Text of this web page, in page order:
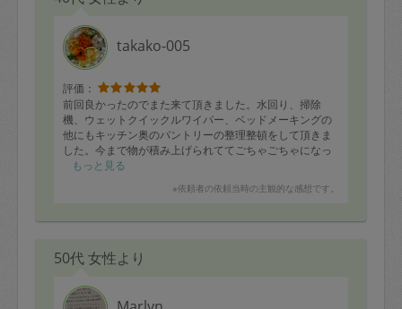
takako-005
評価：
前回良かったのでまた来て頂きました。水回り、掃除
機、ウェットクイックルワイパー、ベッドメーキングの
他にもキッチン奥のパントリーの整理整頓をして頂きま
した。今まで物が積み上げられててごちゃごちゃになっ
ていたのですが、何も捨てていないのに見違える程すっ
もっと見る
※依頼者の依頼当時の主観的な感想です。
50代 女性より